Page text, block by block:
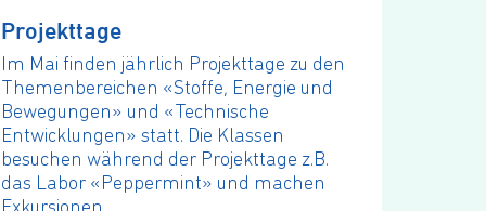
Pro­jekt­ta­ge
Im Mai finden jährlich Projekttage zu den
Themenbereichen «Stoffe, Energie und
Bewegungen» und «Technische
Entwicklungen» statt. Die Klassen
besuchen während der Projekttage z.B.
das Labor «Peppermint» und machen